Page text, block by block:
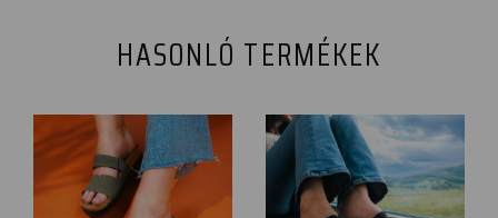
HASONLÓ TERMÉKEK